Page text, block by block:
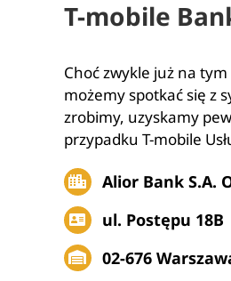
T-mobile
Choć zwykle już na
możemy spotkać się z
zrobimy, uzyskamy
przypadku T-mobile
Alior Bank S.A.
ul. Postępu 18B
02-676